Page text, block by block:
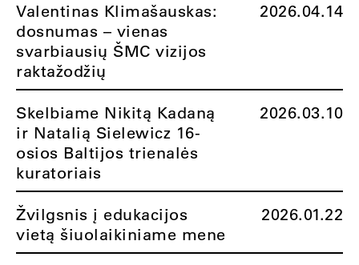
Valentinas Klimašauskas:
dosnumas – vienas
svarbiausių ŠMC vizijos
raktažodžių
2026.04.14
Skelbiame Nikitą Kadaną
ir Natalią Sielewicz 16-
osios Baltijos trienalės
kuratoriais
2026.03.10
Žvilgsnis į edukacijos
vietą šiuolaikiniame mene
2026.01.22